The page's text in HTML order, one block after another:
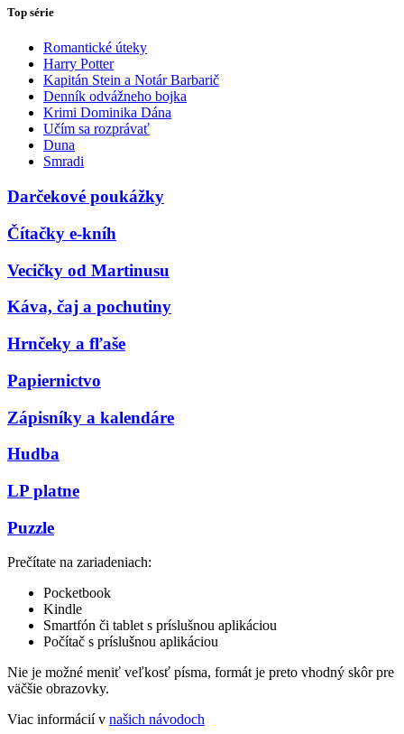
Top série
Romantické úteky
Harry Potter
Kapitán Stein a Notár Barbarič
Denník odvážneho bojka
Krimi Dominika Dána
Učím sa rozprávať
Duna
Smradi
Darčekové poukážky
Čítačky e-kníh
Vecičky od Martinusu
Káva, čaj a pochutiny
Hrnčeky a fľaše
Papiernictvo
Zápisníky a kalendáre
Hudba
LP platne
Puzzle
Prečítate na zariadeniach:
Pocketbook
Kindle
Smartfón či tablet s príslušnou aplikáciou
Počítač s príslušnou aplikáciou
Nie je možné meniť veľkosť písma, formát je preto vhodný skôr pre
väčšie obrazovky.
Viac informácií v našich návodoch